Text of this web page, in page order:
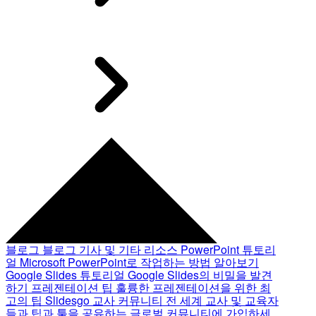
블로그 블로그 기사 및 기타 리소스 PowerPoint 튜토리
얼 Microsoft PowerPoint로 작업하는 방법 알아보기
Google Slides 튜토리얼 Google Slides의 비밀을 발견
하기 프레젠테이션 팁 훌륭한 프레젠테이션을 위한 최
고의 팁 Slidesgo 교사 커뮤니티 전 세계 교사 및 교육자